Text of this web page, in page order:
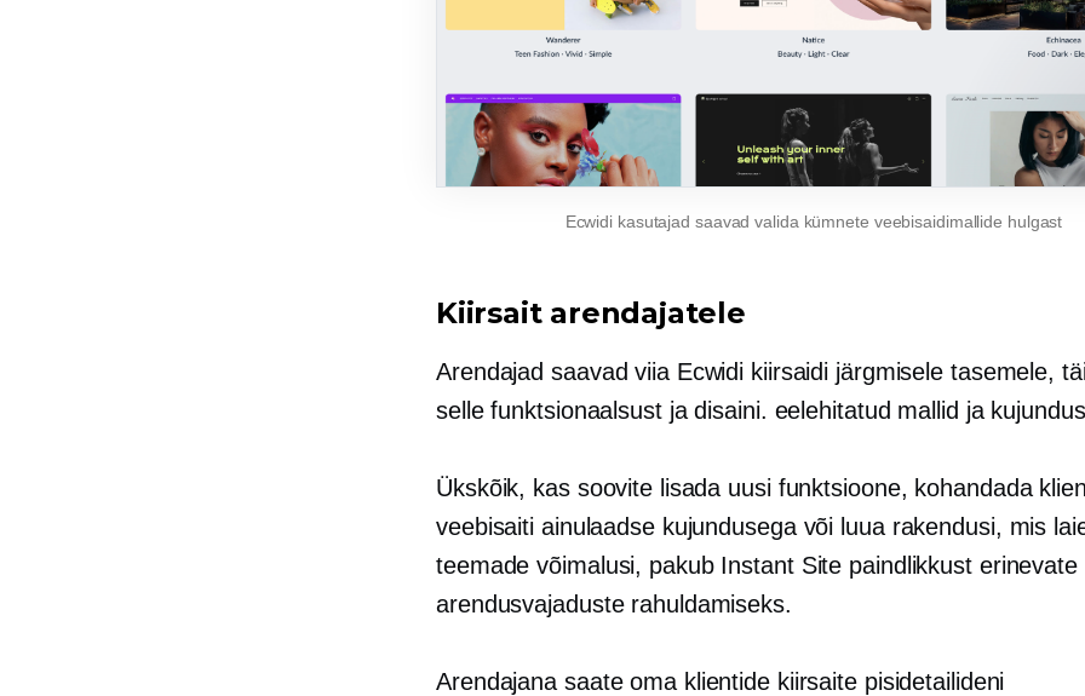
Ecwidi kasutajad saavad valida kümnete veebisaidimallide hulgast
Kiirsait arendajatele
Arendajad saavad viia Ecwidi kiirsaidi järgmisele tasemele,
selle funktsionaalsust ja disaini. eelehitatud mallid ja
Ükskõik, kas soovite lisada uusi funktsioone, kohandada
veebisaiti ainulaadse kujundusega või luua rakendusi, mis
teemade võimalusi, pakub Instant Site paindlikkust erinevate
arendusvajaduste rahuldamiseks.
Arendajana saate oma klientide kiirsaite pisidetailideni